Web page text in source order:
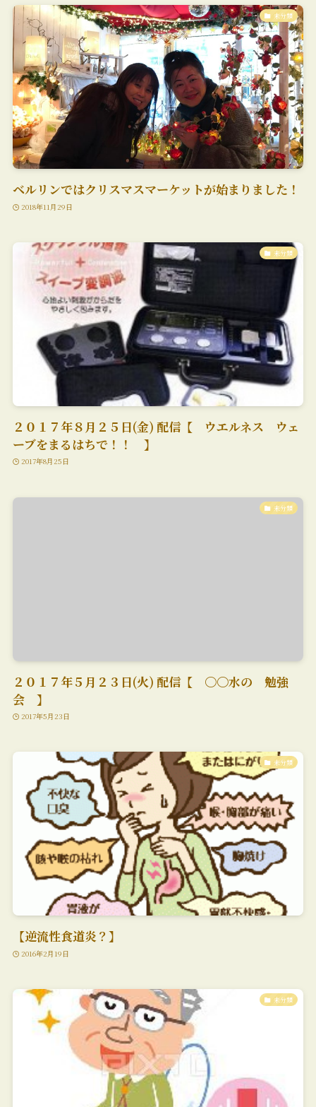
未分類
ベルリンではクリスマスマーケットが始まりました！
2018年11月29日
未分類
２０１７年８月２５日(金) 配信【 ウエルネス ウェ
ーブをまるはちで！！ 】
2017年8月25日
未分類
２０１７年５月２３日(火) 配信【 〇〇水の 勉強
会 】
2017年5月23日
未分類
【逆流性食道炎？】
2016年2月19日
未分類